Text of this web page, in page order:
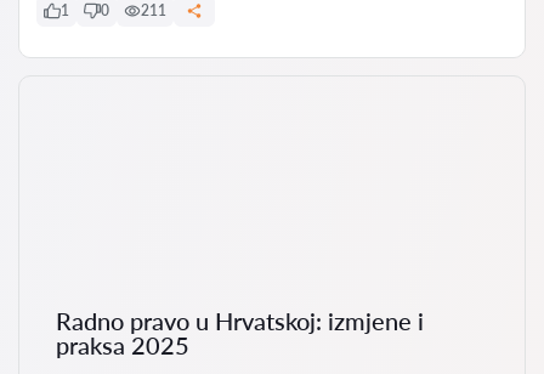
1 0 211
Radno pravo u Hrvatskoj: izmjene i
praksa 2025